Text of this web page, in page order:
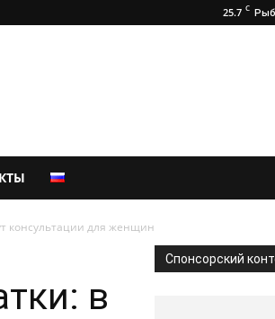
25.7 C
консультации для женщин
в
Спонсорский